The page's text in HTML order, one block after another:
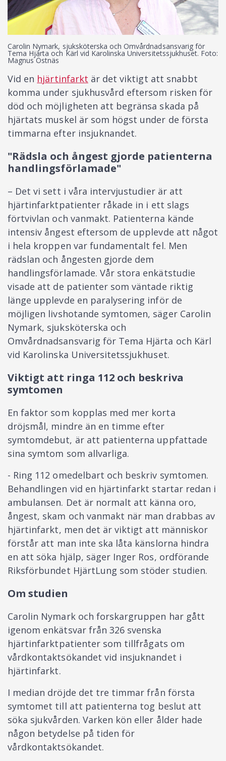
Carolin Nymark, sjuksköterska och Omvårdnadsansvarig för
Tema Hjärta och Kärl vid Karolinska Universitetssjukhuset. Foto:
Magnus Östnäs
Vid en hjärtinfarkt är det viktigt att snabbt
komma under sjukhusvård eftersom risken för
död och möjligheten att begränsa skada på
hjärtats muskel är som högst under de första
timmarna efter insjuknandet.
"Rädsla och ångest gjorde patienterna
handlingsförlamade"
– Det vi sett i våra intervjustudier är att
hjärtinfarktpatienter råkade in i ett slags
förtvivlan och vanmakt. Patienterna kände
intensiv ångest eftersom de upplevde att något
i hela kroppen var fundamentalt fel. Men
rädslan och ångesten gjorde dem
handlingsförlamade. Vår stora enkätstudie
visade att de patienter som väntade riktig
länge upplevde en paralysering inför de
möjligen livshotande symtomen, säger Carolin
Nymark, sjuksköterska och
Omvårdnadsansvarig för Tema Hjärta och Kärl
vid Karolinska Universitetssjukhuset.
Viktigt att ringa 112 och beskriva
symtomen
En faktor som kopplas med mer korta
dröjsmål, mindre än en timme efter
symtomdebut, är att patienterna uppfattade
sina symtom som allvarliga.
- Ring 112 omedelbart och beskriv symtomen.
Behandlingen vid en hjärtinfarkt startar redan i
ambulansen. Det är normalt att känna oro,
ångest, skam och vanmakt när man drabbas av
hjärtinfarkt, men det är viktigt att människor
förstår att man inte ska låta känslorna hindra
en att söka hjälp, säger Inger Ros, ordförande
Riksförbundet HjärtLung som stöder studien.
Om studien
Carolin Nymark och forskargruppen har gått
igenom enkätsvar från 326 svenska
hjärtinfarktpatienter som tillfrågats om
vårdkontaktsökandet vid insjuknandet i
hjärtinfarkt.
I median dröjde det tre timmar från första
symtomet till att patienterna tog beslut att
söka sjukvården. Varken kön eller ålder hade
någon betydelse på tiden för
vårdkontaktsökandet.